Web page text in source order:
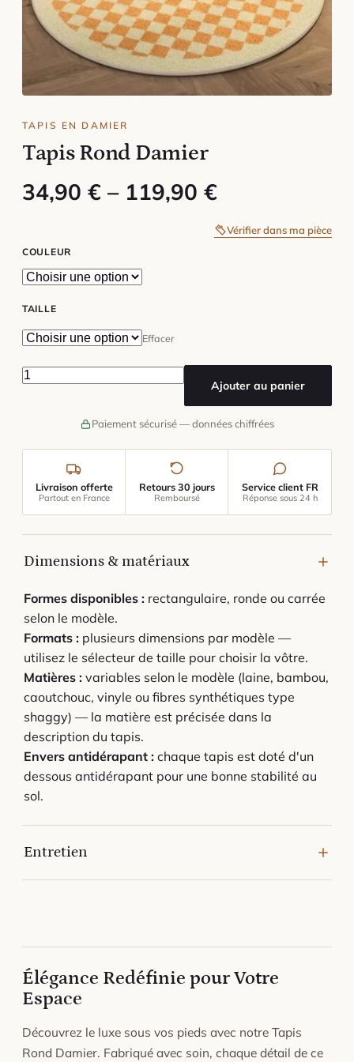
TAPIS EN DAMIER
Tapis Rond Damier
34,90 € – 119,90 €
Plage de prix : 34,90 € à
Vérifier dans ma pièce
COULEUR
TAILLE
Effacer
quantité de Tapis Rond Damier
Ajouter au panier
Paiement sécurisé — données chiffrées
Livraison offerte
Partout en France
Retours 30 jours
Remboursé
Service client FR
Réponse sous 24 h
Dimensions & matériaux
Formes disponibles : rectangulaire, ronde ou carrée
selon le modèle.
Formats : plusieurs dimensions par modèle —
utilisez le sélecteur de taille pour choisir la vôtre.
Matières : variables selon le modèle (laine, bambou,
caoutchouc, vinyle ou fibres synthétiques type
shaggy) — la matière est précisée dans la
description du tapis.
Envers antidérapant : chaque tapis est doté d'un
dessous antidérapant pour une bonne stabilité au
sol.
Entretien
chiffon humide et un nettoyant doux ; laissez sécher
à plat.
Évitez l'humidité stagnante et l'exposition
prolongée au soleil direct.
Tapis en laine : pour effacer les marques de
meubles, frottez l'emplacement avec la tranche
Élégance Redéfinie pour Votre
Espace
Découvrez le luxe sous vos pieds avec notre Tapis
Rond Damier. Fabriqué avec soin, chaque détail de ce